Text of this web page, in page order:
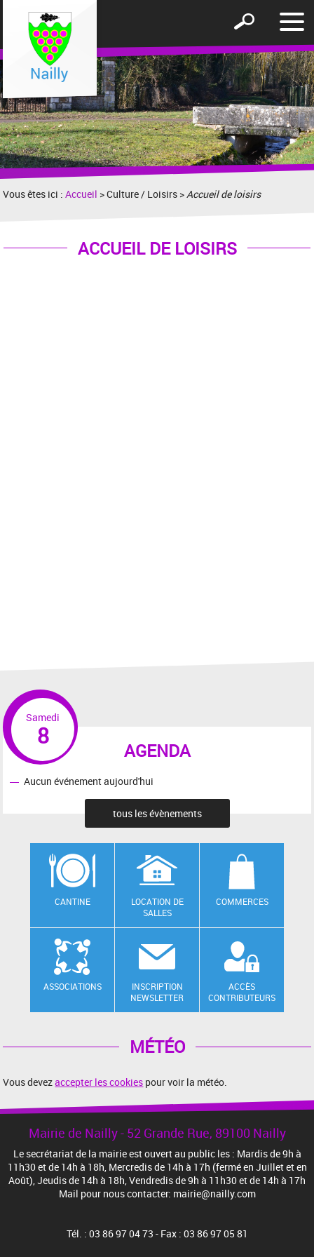
le
Afficher
formulaire
de
recherche
Vous êtes ici :Accueil > Culture / Loisirs >Accueil de loisirs
ACCUEIL DE LOISIRS
AGENDA
Samedi
8
Aucun événement aujourd'hui
tous les évènements
CANTINE
LOCATION DE
SALLES
COMMERCES
ASSOCIATIONS
INSCRIPTION
NEWSLETTER
ACCÈS
CONTRIBUTEURS
MÉTÉO
Vous devezaccepter les cookies pour voir la météo.
Mairie de Nailly - 52 Grande Rue, 89100 Nailly
Le secrétariat de la mairie est ouvert au public les : Mardis de 9h à
11h30 et de 14h à 18h, Mercredis de 14h à 17h (fermé en Juillet et en
Août), Jeudis de 14h à 18h, Vendredis de 9h à 11h30 et de 14h à 17h
Mail pour nous contacter: mairie@nailly.com
Tél. : 03 86 97 04 73 - Fax : 03 86 97 05 81